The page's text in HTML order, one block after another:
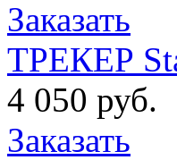
Заказать
ТРЕКЕР
4 050 руб.
Заказать